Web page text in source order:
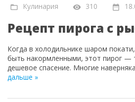
Кулинария 310
Рецепт пирога с
Когда в холодильнике шаром
быть накормленными, этот пирог —
дешевое спасение. Многие
дальше »